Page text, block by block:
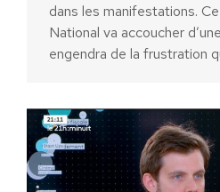
dans les manifestations.
National va accoucher
engendra de la frustration